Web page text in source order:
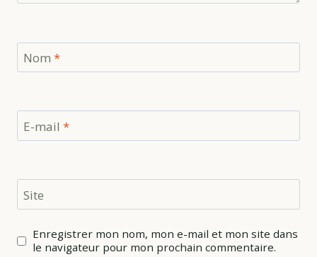
Nom *
E-mail *
Site
Enregistrer mon nom, mon e-mail et mon site dans
le navigateur pour mon prochain commentaire.